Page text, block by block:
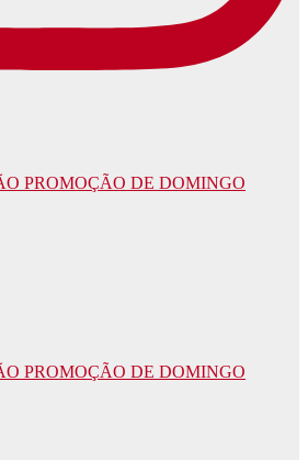
PROMOÇÃO DE DOMINGO
PROMOÇÃO DE DOMINGO